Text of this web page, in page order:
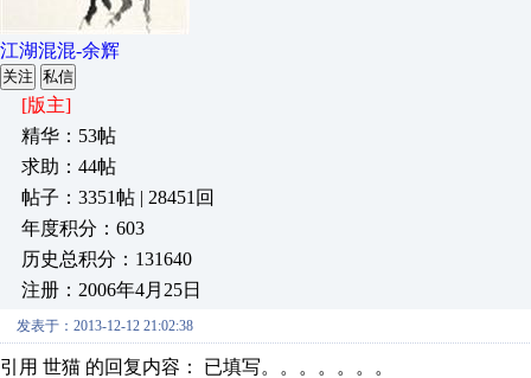
江湖混混-余辉
关注 私信
[版主]
精华：53帖
求助：44帖
帖子：3351帖 | 28451回
年度积分：603
历史总积分：131640
注册：2006年4月25日
发表于：2013-12-12 21:02:38
引用 世猫 的回复内容： 已填写。。。。。。。